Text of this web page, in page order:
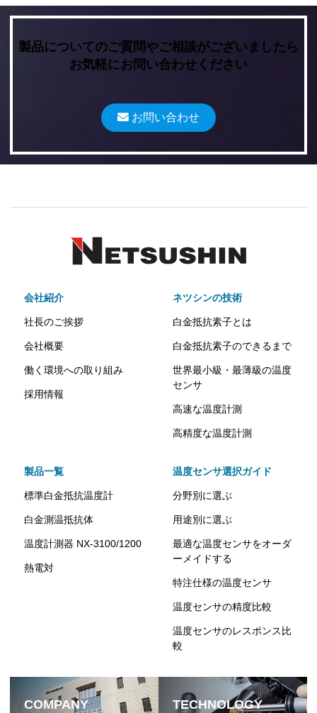
製品についてのご質問やご相談がございましたら
お気軽にお問い合わせください
お問い合わせ
会社紹介
社長のご挨拶
会社概要
働く環境への取り組み
採用情報
ネツシンの技術
白金抵抗素子とは
白金抵抗素子のできるまで
世界最小級・最薄級の温度
センサ
高速な温度計測
高精度な温度計測
製品一覧
標準白金抵抗温度計
白金測温抵抗体
温度計測器 NX-3100/1200
熱電対
温度センサ選択ガイド
分野別に選ぶ
用途別に選ぶ
最適な温度センサをオーダ
ーメイドする
特注仕様の温度センサ
温度センサの精度比較
温度センサのレスポンス比
較
COMPANY TECHNOLOGY